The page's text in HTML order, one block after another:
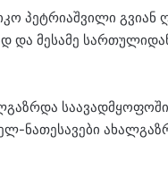
პეტ­რი­აშ­ვი­ლი
და მე­სა­მე
ნა­თე­სა­ვე­ბი